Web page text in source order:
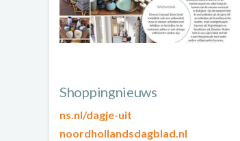
Shoppingnieuws
ns.nl/dagje-uit
noordhollandsdagblad.nl